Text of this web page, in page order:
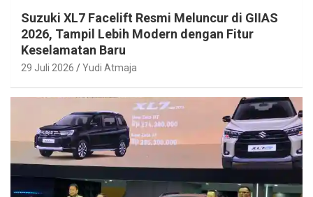
Suzuki XL7 Facelift Resmi Meluncur di GIIAS
2026, Tampil Lebih Modern dengan Fitur
Keselamatan Baru
29 Juli 2026 Yudi Atmaja